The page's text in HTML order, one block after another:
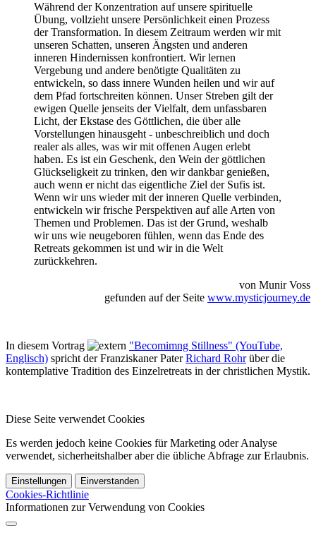
Während der Konzentration auf unsere spirituelle
Übung, vollzieht unsere Persönlichkeit einen Prozess
der Transformation. In diesem Zeitraum werden wir mit
unseren Schatten, unseren Ängsten und anderen
inneren Hindernissen konfrontiert. Wir lernen
Vergebung und andere benötigte Qualitäten zu
entwickeln, so dass innere Wunden heilen und wir auf
dem Pfad fortschreiten können. Unser Streben gilt der
ewigen Quelle jenseits der Vielfalt, dem unfassbaren
Licht, der Ekstase des Göttlichen, die über alle
Vorstellungen hinausgeht - unbeschreiblich und doch
realer als alles, was wir mit offenen Augen erlebt
haben. Es ist ein Geschenk, den Wein der göttlichen
Glückseligkeit zu trinken, den wir dankbar genießen,
auch wenn er nicht das eigentliche Ziel der Sufis ist.
Wenn wir uns wieder mit der inneren Quelle verbinden,
entwickeln wir frische Perspektiven auf alle Arten von
Themen und Problemen. Das ist der Grund, weshalb
wir uns wie neugeboren fühlen, wenn das Ende des
Retreats gekommen ist und wir in die Welt
zurückkehren.
von Munir Voss
gefunden auf der Seite www.mysticjourney.de
In diesem Vortrag
"Becomimng Stillness" (YouTube,
Englisch) spricht der Franziskaner PaterRichard Rohrüber die
kontemplative Tradition des Einzelretreats in der christlichen Mystik.
Diese Seite verwendet Cookies
Es werden jedoch keine Cookies für Marketing oder Analyse
verwendet, sicherheitshalber aber die übliche Abfrage zur Erlaubnis.
Einstellungen Einverstanden
Cookies-Richtlinie
Informationen zur Verwendung von Cookies